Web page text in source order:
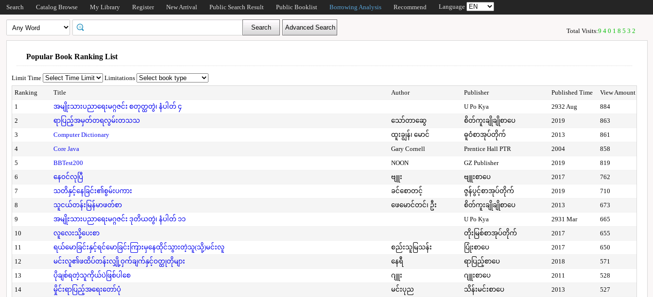
Search Catalog Browse My Library Register New Arrival Public Search Result Public Booklist Borrowing Analysis Recommend Language
Total Visits:94018532
Popular Book Ranking List
Limit Time
Limitations
Ranking
Title Author Publisher Published Time
View Amount
1
အမျိုးသားပညာရေးမဂ္ဂဇင်း စတုတ္ထတွဲ၊ နံပါတ် ၄ U Po Kya 2932 Aug
884
2
ရာပြည့်အမှတ်တရလွမ်းတသသ သော်တာဆွေ စိတ်ကူးချိုချိုစာပေ 2019
863
3
Computer Dictionary ထူးချွန်၊ မောင် ဓူဝံစာအုပ်တိုက် 2013
861
4
Core Java Gary Cornell Prentice Hall PTR 2004
858
5
BBTest200 NOON GZ Publisher 2019
819
6
နေဝင်လုပြီ ဗျူး ဗျူးစာပေ 2017
762
7
သတိနှင့်နေခြင်း၏စွမ်းပကား ခင်စောတင့် ဇွန်ပွင့်စာအုပ်တိုက် 2019
710
8
သူငယ်တန်းမြန်မာဖတ်စာ ဖေမောင်တင်၊ ဦး စိတ်ကူးချိုချိုစာပေ 2013
673
9
အမျိုးသားပညာရေးမဂ္ဂဇင်း ဒုတိယတွဲ၊ နံပါတ် ၁၁ U Po Kya 2931 Mar
665
10
လူလေးသို့ပေးစာ တိုးမြစ်စာအုပ်တိုက် 2017
655
11
ရယ်မောခြင်းနှင့်ရင်မောခြင်းကြားမှနေထိုင်သွားတဲ့သူ(သို့)မင်းလူ စည်းသူမြသန်း ပြုံးစာပေ 2017
650
12
မင်းလူ၏ဖထိပ်တန်းလျှို့ဝှက်ချက်နှင့်ဝတ္ထုတိုများ နေရီ ရာပြည့်စာပေ 2018
571
13
ပိုချစ်ရတဲ့သူကိုယ်ပဲဖြစ်ပါစေ ဂျူး ဂျူးစာပေ 2011
528
14
မှိုင်းရာပြည့်အရေးတော်ပုံ မင်းပုည သိန်းမင်းစာပေ 2013
527